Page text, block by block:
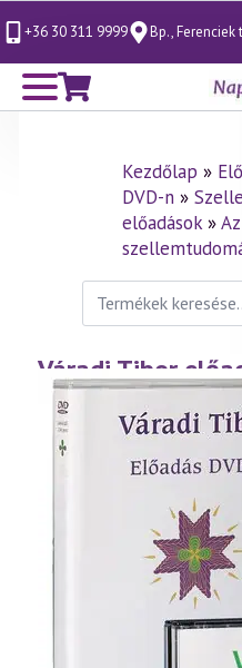
+36 30 311 9999 Bp., Ferenciek
Kezdőlap »
DVD-n»
előadások»
Keresés
következőre:
Váradi Tibor
misztériuma